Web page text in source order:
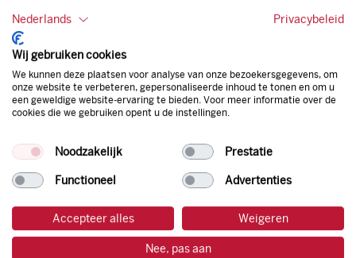
brandstof mee betaalt kunnen worden.
Bovendien profiteer je altijd van een gegarandeerde
korting. Mocht de pompprijs toch lager zijn dan betaal je
natuurlijk de prijs aan de pomp. Zo ben je altijd verzekerd
van de laagste prijs.
laadpas aanvragen
Nederlands Privacybeleid
Wij gebruiken cookies
We kunnen deze plaatsen voor analyse van onze bezoekersgegevens, om
onze website te verbeteren, gepersonaliseerde inhoud te tonen en om u
een geweldige website-ervaring te bieden. Voor meer informatie over de
cookies die we gebruiken opent u de instellingen.
Noodzakelijk Prestatie
Functioneel Advertenties
Accepteer alles Weigeren
Nee, pas aan